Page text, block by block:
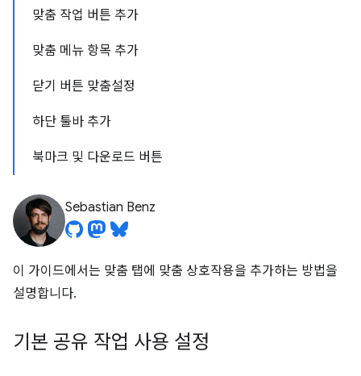
맞춤 작업 버튼 추가
맞춤 메뉴 항목 추가
닫기 버튼 맞춤설정
하단 툴바 추가
북마크 및 다운로드 버튼
Sebastian Benz
이 가이드에서는 맞춤 탭에 맞춤 상호작용을 추가하는 방법을
설명합니다.
기본 공유 작업 사용 설정